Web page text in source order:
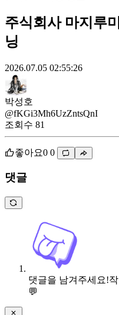
주식회사 마지루
닝
2026.07.05 02:55:26
박성호
@fKGi3Mh6UzZntsQnI
조회수 81
좋아요0 0
댓글
댓글을 남겨주세요!
💬